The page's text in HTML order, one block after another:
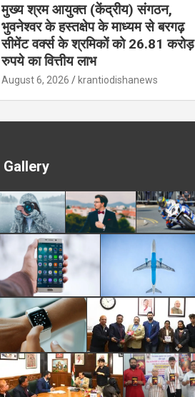
मुख्य श्रम आयुक्त (केंद्रीय) संगठन,
भुवनेश्वर के हस्तक्षेप के माध्यम से बरगढ़
सीमेंट वर्क्स के श्रमिकों को 26.81 करोड़
रुपये का वित्तीय लाभ
August 6, 2026 krantiodishanews
Gallery